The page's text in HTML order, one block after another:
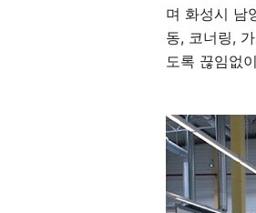
며 화성시 남
동, 코너링,
도록 끊임없